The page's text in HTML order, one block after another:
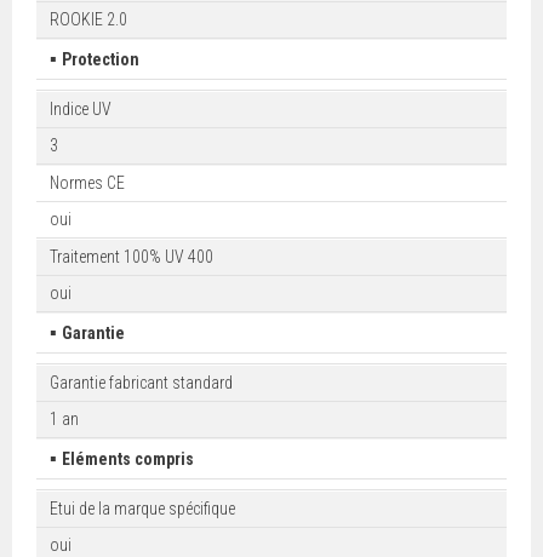
ROOKIE 2.0
▪ Protection
Indice UV
3
Normes CE
oui
Traitement 100% UV 400
oui
▪ Garantie
Garantie fabricant standard
1 an
▪ Eléments compris
Etui de la marque spécifique
oui